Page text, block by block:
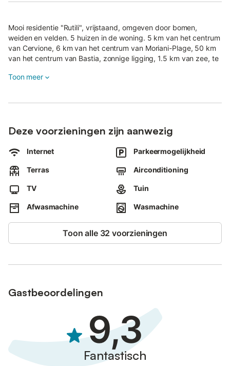
Mooi residentie "Rutili", vrijstaand, omgeven door bomen,
weiden en velden. 5 huizen in de woning. 5 km van het centrum
van Cervione, 6 km van het centrum van Moriani-Plage, 50 km
van het centrum van Bastia, zonnige ligging, 1.5 km van zee, te
In het huis: Internet (WiFi). 300 m lange smalle toegangsweg tot
Oplaadstation.
Winkel 1.5 km, supermarkt 1.5 km, restaurant 1.5 km, bushalte 8
km, zandstrand "Prunete" 1.5 km. Auto noodzakelijk.
De eigenaar woont op hetzelfde terrein.
Toon meer
Deze voorzieningen zijn aanwezig
Internet Parkeermogelijkheid
Terras Airconditioning
TV Tuin
Afwasmachine Wasmachine
Toon alle 32 voorzieningen
Gastbeoordelingen
9,3
Fantastisch